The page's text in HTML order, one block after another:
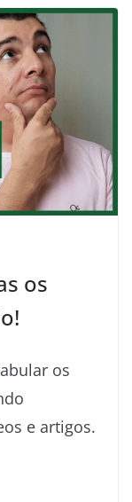
os
os
e artigos.